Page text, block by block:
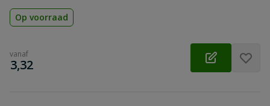
Op voorraad
vanaf
€
3,32